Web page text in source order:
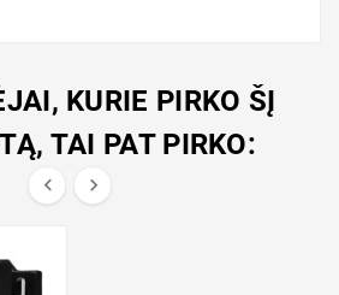
KURIE PIRKO ŠĮ
TAI PAT PIRKO:
 